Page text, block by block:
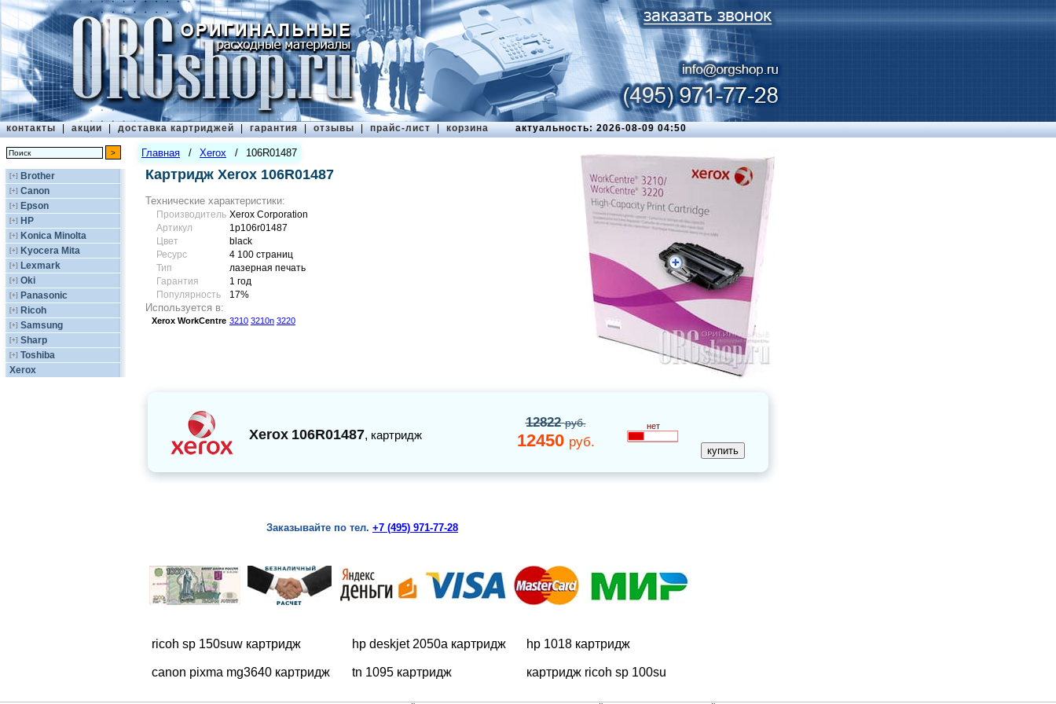
контакты | акции | доставка картриджей | гарантия | отзывы | прайс-лист | корзина актуальность: 2026-08-09 04:50
[+] Brother
[+] Canon
[+] Epson
[+] HP
[+] Konica Minolta
[+] Kyocera Mita
[+] Lexmark
[+] Oki
[+] Panasonic
[+] Ricoh
[+] Samsung
[+] Sharp
[+] Toshiba
Xerox
Главная / Xerox / 106R01487
Картридж Xerox 106R01487
Технические характеристики:
Производитель Xerox Corporation
Артикул
1p106r01487
Цвет
black
Ресурс
4 100 страниц
Тип
лазерная печать
Гарантия
1 год
Популярность
17%
Используется в:
Xerox WorkCentre 3210 3210n 3220
Xerox 106R01487, картридж
12822руб.
12450 руб.
нет
Заказывайте по тел. +7 (495) 971-77-28
ricoh sp 150suw картридж hp deskjet 2050a картридж hp 1018 картридж
canon pixma mg3640 картридж tn 1095 картридж картридж ricoh sp 100su